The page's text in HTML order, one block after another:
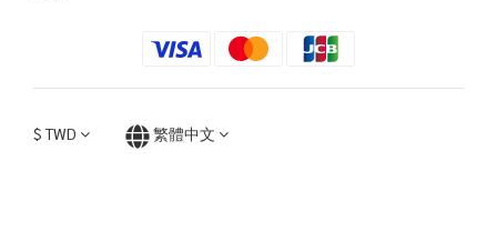
$ TWD 繁體中文